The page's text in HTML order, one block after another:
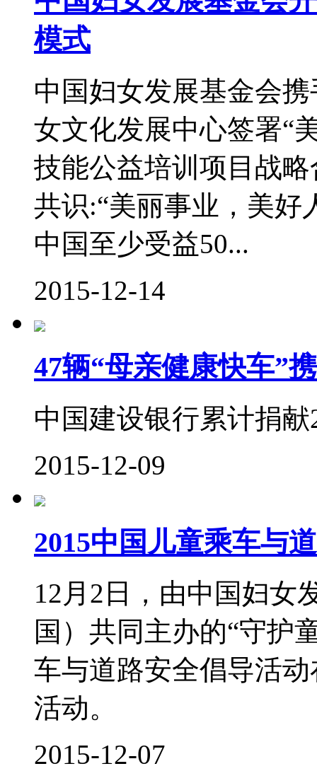
模式
中国妇女发展基金会
女文化发展中心签署“
技能公益培训项目战
共识:“美丽事业，美好
中国至少受益50...
2015-12-14
47辆“母亲健康快车”
中国建设银行累计捐
2015-12-09
2015中国儿童乘车与
12月2日，由中国妇女
国）共同主办的“守护
车与道路安全倡导活
活动。
2015-12-07